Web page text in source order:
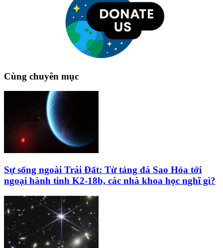
Cùng chuyên mục
Sự sống ngoài Trái Đất: Từ tảng đá Sao Hỏa tới
ngoại hành tinh K2‑18b, các nhà khoa học nghĩ gì?